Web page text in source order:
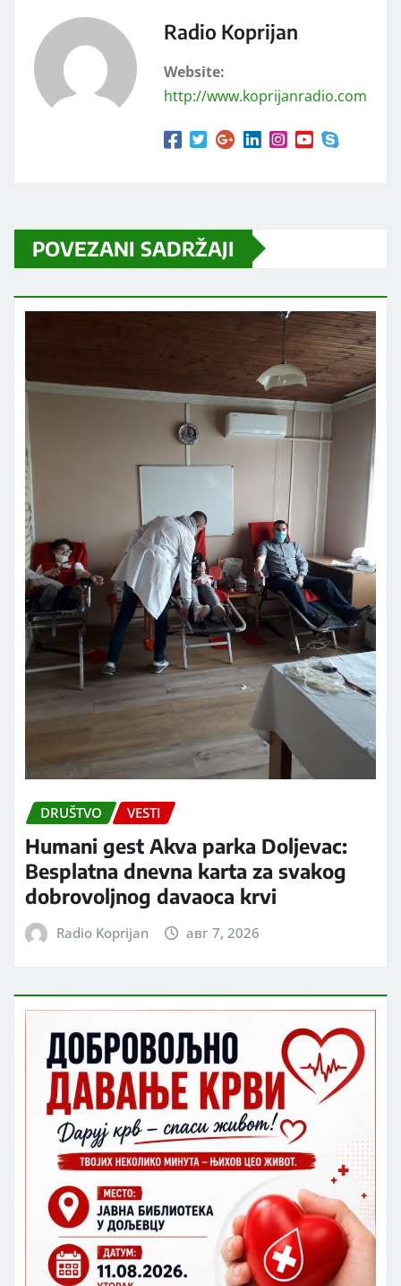
Radio Koprijan
Website:
http://www.koprijanradio.com
POVEZANI SADRŽAJI
DRUŠTVO VESTI
Humani gest Akva parka Doljevac:
Besplatna dnevna karta za svakog
dobrovoljnog davaoca krvi
Radio Koprijan авг 7, 2026